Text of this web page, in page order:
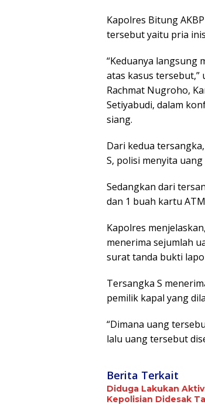
Kapolres Bitung
tersebut yaitu pria
“Keduanya langsung
atas kasus
Rachmat Nugroho,
Setiyabudi, dalam
siang.
Dari kedua
S, polisi menyita
Sedangkan dari
dan 1 buah kartu
Kapolres
menerima sejumlah
surat tanda bukti
Tersangka S
pemilik kapal yang
“Dimana uang
lalu uang tersebut
Berita Terkait
Diduga Lakukan
Kepolisian Didesak